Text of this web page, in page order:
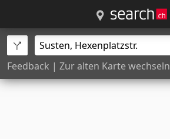
Feedback | Zur alten Karte wechseln